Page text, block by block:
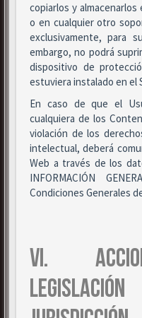
copiarlos y
o en cualquier otro
exclusivamente, para
embargo, no podrá
dispositivo de
estuviera instalado en el
En caso de que el
cualquiera de los
violación de los
intelectual, deberá
Web a través de los
INFORMACIÓN
Condiciones Generales
VI.